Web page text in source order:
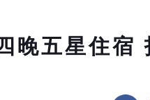
晚五星住宿